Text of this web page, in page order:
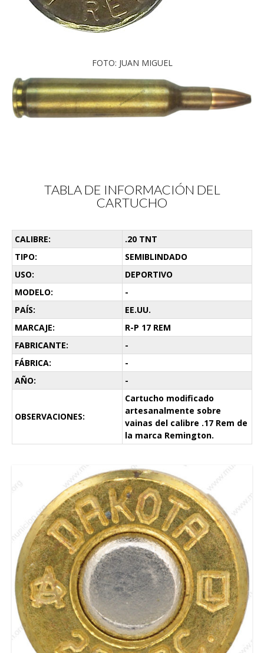
FOTO: JUAN MIGUEL
TABLA DE INFORMACIÓN DEL
CARTUCHO
CALIBRE:
.20 TNT
TIPO:
SEMIBLINDADO
USO:
DEPORTIVO
MODELO:
-
PAÍS:
EE.UU.
MARCAJE:
R-P 17 REM
FABRICANTE:
-
FÁBRICA:
-
AÑO:
-
OBSERVACIONES:
Cartucho modificado
artesanalmente sobre
vainas del calibre .17 Rem de
la marca Remington.